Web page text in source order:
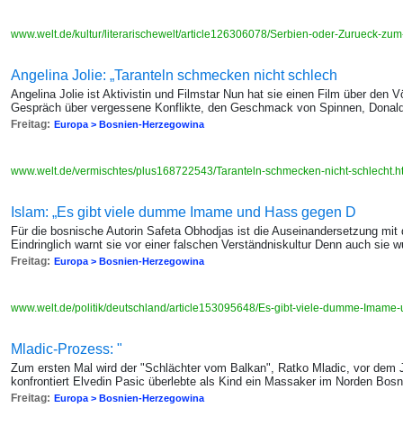
www.welt.de/kultur/literarischewelt/article126306078/Serbien-oder-Zurueck-
Angelina Jolie: „Taranteln schmecken nicht schlech
Angelina Jolie ist Aktivistin und Filmstar Nun hat sie einen Film über den
Gespräch über vergessene Konflikte, den Geschmack von Spinnen,
Freitag: Europa > Bosnien-Herzegowina
www.welt.de/vermischtes/plus168722543/Taranteln-schmecken-nicht-
Islam: „Es gibt viele dumme Imame und Hass gegen D
Für die bosnische Autorin Safeta Obhodjas ist die Auseinandersetzung
Eindringlich warnt sie vor einer falschen Verständniskultur Denn auch sie
Freitag: Europa > Bosnien-Herzegowina
www.welt.de/politik/deutschland/article153095648/Es-gibt-viele-dumme-
Mladic-Prozess: "
Zum ersten Mal wird der "Schlächter vom Balkan", Ratko Mladic, vor dem
konfrontiert Elvedin Pasic überlebte als Kind ein Massaker im Norden
Freitag: Europa > Bosnien-Herzegowina